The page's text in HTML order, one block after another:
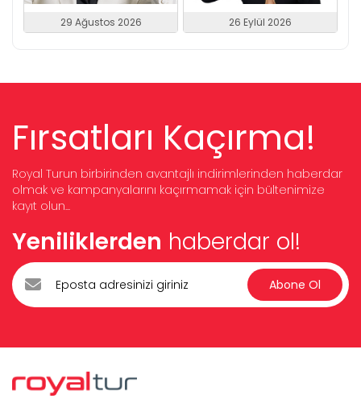
29 Ağustos 2026 26 Eylül 2026
Fırsatları Kaçırma!
Royal Turun birbirinden avantajlı indirimlerinden haberdar
olmak ve kampanyalarını kaçırmamak için bültenimize
kayıt olun...
Yeniliklerden haberdar ol!
Abone Ol